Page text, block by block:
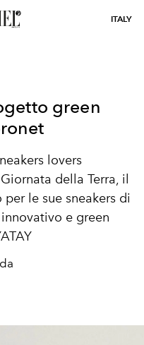
ITALY
green
lovers
della Terra, il
le sue sneakers di
e green